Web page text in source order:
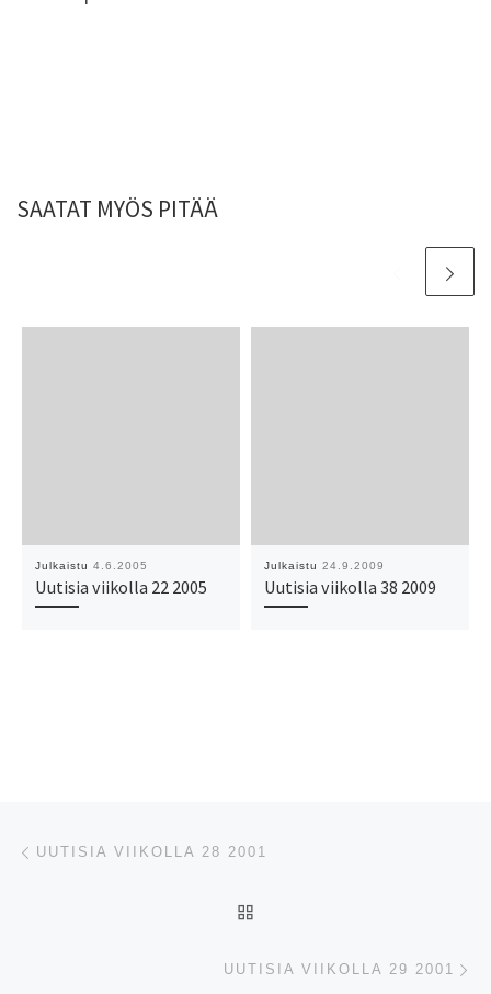
SAATAT MYÖS PITÄÄ
Julkaistu 4.6.2005
Uutisia viikolla 22 2005
Julkaistu 24.9.2009
Uutisia viikolla 38 2009
Artikkelien navigointi
UUTISIA VIIKOLLA 28 2001
UUTISIA VIIKOLLA 29 2001